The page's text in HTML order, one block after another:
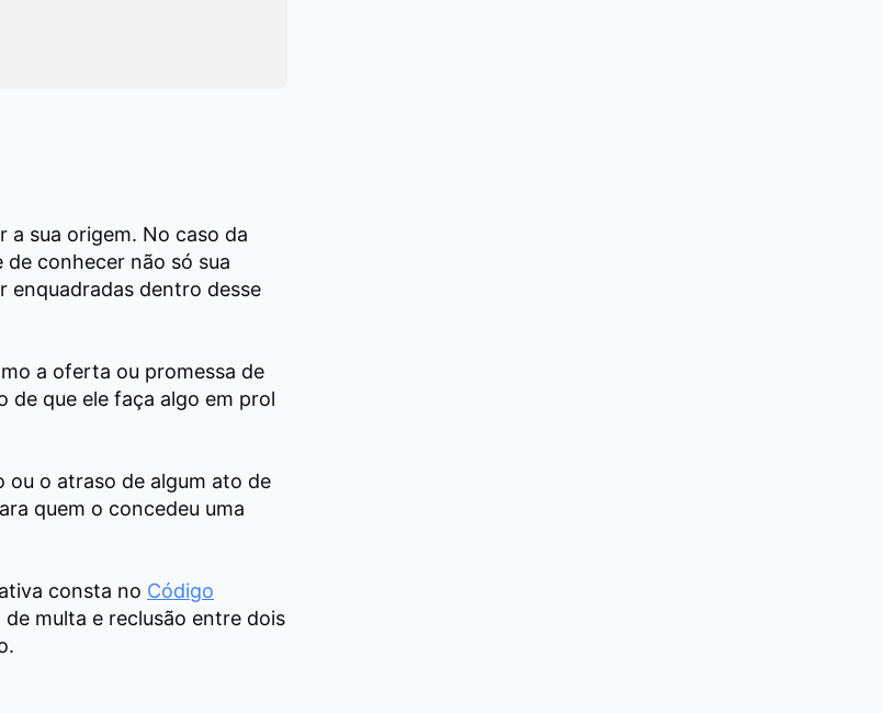
a sua origem. No caso da
conhecer não só sua
enquadradas dentro desse
a oferta ou promessa de
que ele faça algo em prol
ou o atraso de algum ato de
quem o concedeu uma
consta no Código
multa e reclusão entre dois